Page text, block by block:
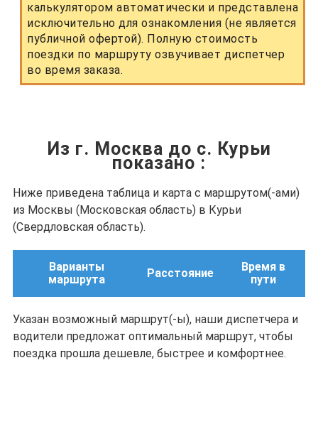
калькулятором автоматически и представлена
исключительно для ознакомления (не является
публичной офертой). Полную стоимость
поездки по маршруту озвучивает диспетчер
во время заказа.
Из г. Москва до с. Курьи
показано :
Ниже приведена таблица и карта с маршрутом(-ами)
из Москвы (Московская область) в Курьи
(Свердловская область).
Варианты
маршрута
Расстояние
Время в
пути
Указан возможный маршрут(-ы), наши диспетчера и
водители предложат оптимальный маршрут, чтобы
поездка прошла дешевле, быстрее и комфортнее.